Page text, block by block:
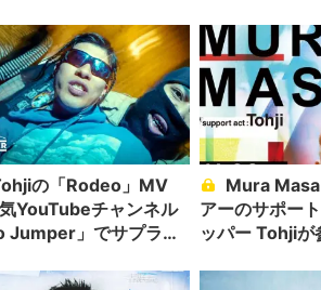
YouTubeチャンネル
Jumper」でサプライ
アーのサポー
ッパー Tohjiが